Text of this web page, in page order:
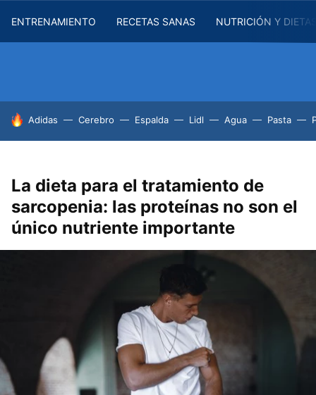
ENTRENAMIENTO RECETAS SANAS NUTRICIÓN Y
HOY SE HABLA DE
Adidas Cerebro Espalda Lidl Agua Pasta
La dieta para el tratamiento de
sarcopenia: las proteínas no son el
único nutriente importante